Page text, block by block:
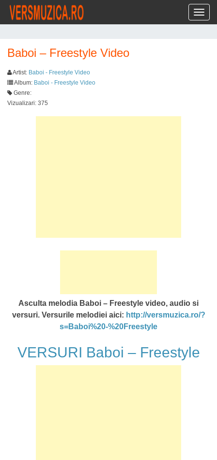
Baboi – Freestyle Video
Artist: Baboi - Freestyle Video
Album: Baboi - Freestyle Video
Genre:
Vizualizari: 375
Asculta melodia Baboi – Freestyle video, audio si
versuri. Versurile melodiei aici: http://versmuzica.ro/?
s=Baboi%20-%20Freestyle
VERSURI Baboi – Freestyle